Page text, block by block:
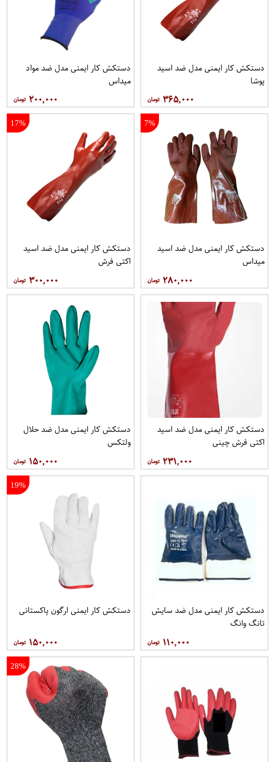
دستکش کار ایمنی مدل ضد اسید
پوشا
۳۶۵,۰۰۰
دستکش کار ایمنی مدل ضد مواد
میداس
۲۰۰,۰۰۰
7%
دستکش کار ایمنی مدل ضد اسید
میداس
۲۸۰,۰۰۰
17%
دستکش کار ایمنی مدل ضد اسید
اکتی فرش
۳۰۰,۰۰۰
دستکش کار ایمنی مدل ضد اسید
اکتی فرش چینی
۲۳۱,۰۰۰
دستکش کار ایمنی مدل ضد حلال
ولتکس
۱۵۰,۰۰۰
دستکش کار ایمنی مدل ضد سایش
تانگ وانگ
۱۱۰,۰۰۰
19%
دستکش کار ایمنی ارگون پاکستانی
۱۵۰,۰۰۰
28%